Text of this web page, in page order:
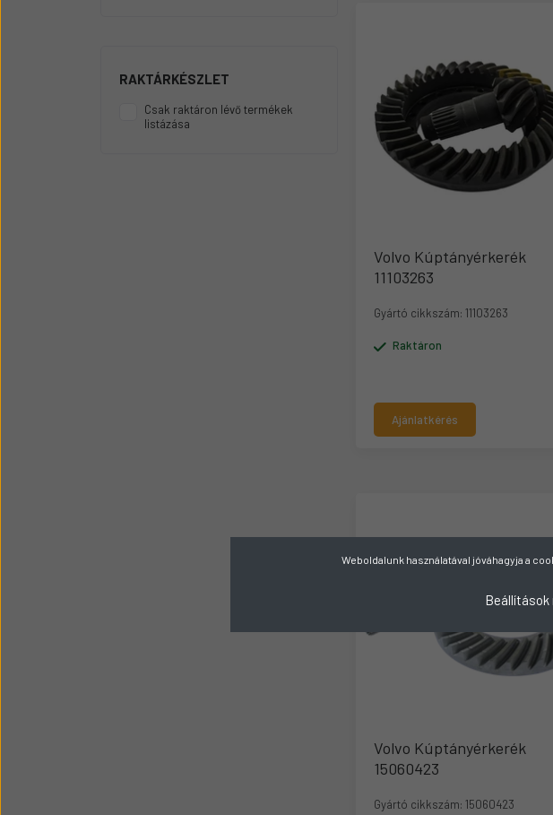
Sátor
Körmök
Volvo Kúptányérkerék
11103263
Gyártó cikkszám: 11103263
Raktáron
Ajánlatkérés
Volvo Kúptányérkerék
15060423
Gyártó cikkszám: 15060423
RAKTÁRKÉSZLET
Csak raktáron lévő termékek
listázása
Weboldalunk használatával jóváhagyja a